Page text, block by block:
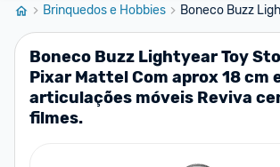
Brinquedos e Hobbies Boneco Buzz
Boneco Buzz Lightyear Toy
Pixar Mattel Com aprox 18 cm
articulações móveis Reviva
filmes.